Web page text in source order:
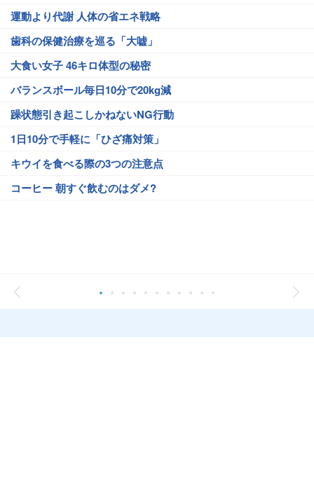
運動より代謝 人体の省エネ戦略
歯科の保健治療を巡る「大嘘」
大食い女子 46キロ体型の秘密
バランスボール毎日10分で20kg減
躁状態引き起こしかねないNG行動
1日10分で手軽に「ひざ痛対策」
キウイを食べる際の3つの注意点
コーヒー 朝すぐ飲むのはダメ?